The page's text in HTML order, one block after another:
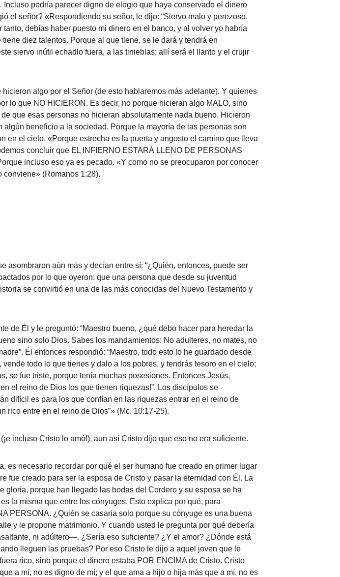
podría parecer digno de elogio que haya conservado el dinero
el señor? «Respondiendo su señor, le dijo: “Siervo malo y perezoso.
debías haber puesto mi dinero en el banco, y al volver yo habría
diez talentos. Porque al que tiene, se le dará y tendrá en
siervo inútil echadlo fuera, a las tinieblas; allí será el llanto y el crujir
algo por el Señor (de esto hablaremos más adelante). Y quienes
lo que NO HICIERON. Es decir, no porque hicieran algo MALO, sino
que esas personas no hicieran absolutamente nada bueno. Hicieron
beneficio a la sociedad. Porque la mayoría de las personas son
en el cielo. «Porque estrecha es la puerta y angosto el camino que lleva
concluir que EL INFIERNO ESTARÁ LLENO DE PERSONAS
incluso eso ya es pecado. «Y como no se preocuparon por conocer
conviene» (Romanos 1:28).
aún más y decían entre sí: “¿Quién, entonces, puede ser
por lo que oyeron: que una persona que desde su juventud
se convirtió en una de las más conocidas del Nuevo Testamento y
de Él y le preguntó: “Maestro bueno, ¿qué debo hacer para heredar la
sino solo Dios. Sabes los mandamientos: No adulteres, no mates, no
Él entonces respondió: “Maestro, todo esto lo he guardado desde
todo lo que tienes y dalo a los pobres, y tendrás tesoro en el cielo;
se fue triste, porque tenía muchas posesiones. Entonces Jesús,
el reino de Dios los que tienen riquezas!”. Los discípulos se
difícil es para los que confían en las riquezas entrar en el reino de
rico entre en el reino de Dios”» (Mc. 10:17-25).
incluso Cristo lo amó!), aun así Cristo dijo que eso no era suficiente.
es necesario recordar por qué el ser humano fue creado en primer lugar
fue creado para ser la esposa de Cristo y pasar la eternidad con Él. La
gloria, porque han llegado las bodas del Cordero y su esposa se ha
la misma que entre los cónyuges. Esto explica por qué, para
PERSONA. ¿Quién se casaría solo porque su cónyuge es una buena
y le propone matrimonio. Y cuando usted le pregunta por qué debería
ni adúltero—. ¿Sería eso suficiente? ¿Y el amor? ¿Dónde está
lleguen las pruebas? Por eso Cristo le dijo a aquel joven que le
rico, sino porque el dinero estaba POR ENCIMA de Cristo. Cristo
a mí, no es digno de mí; y el que ama a hijo o hija más que a mí, no es